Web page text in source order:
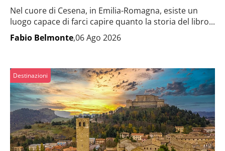
Nel cuore di Cesena, in Emilia-Romagna, esiste un
luogo capace di farci capire quanto la storia del libro...
Fabio Belmonte,06 Ago 2026
Destinazioni